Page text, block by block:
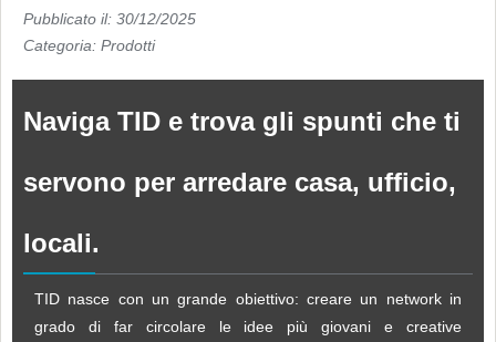
Pubblicato il: 30/12/2025
Categoria: Prodotti
Naviga TID e trova gli spunti che ti
servono per arredare casa, ufficio,
locali.
TID nasce con un grande obiettivo: creare un network in
grado di far circolare le idee più giovani e creative